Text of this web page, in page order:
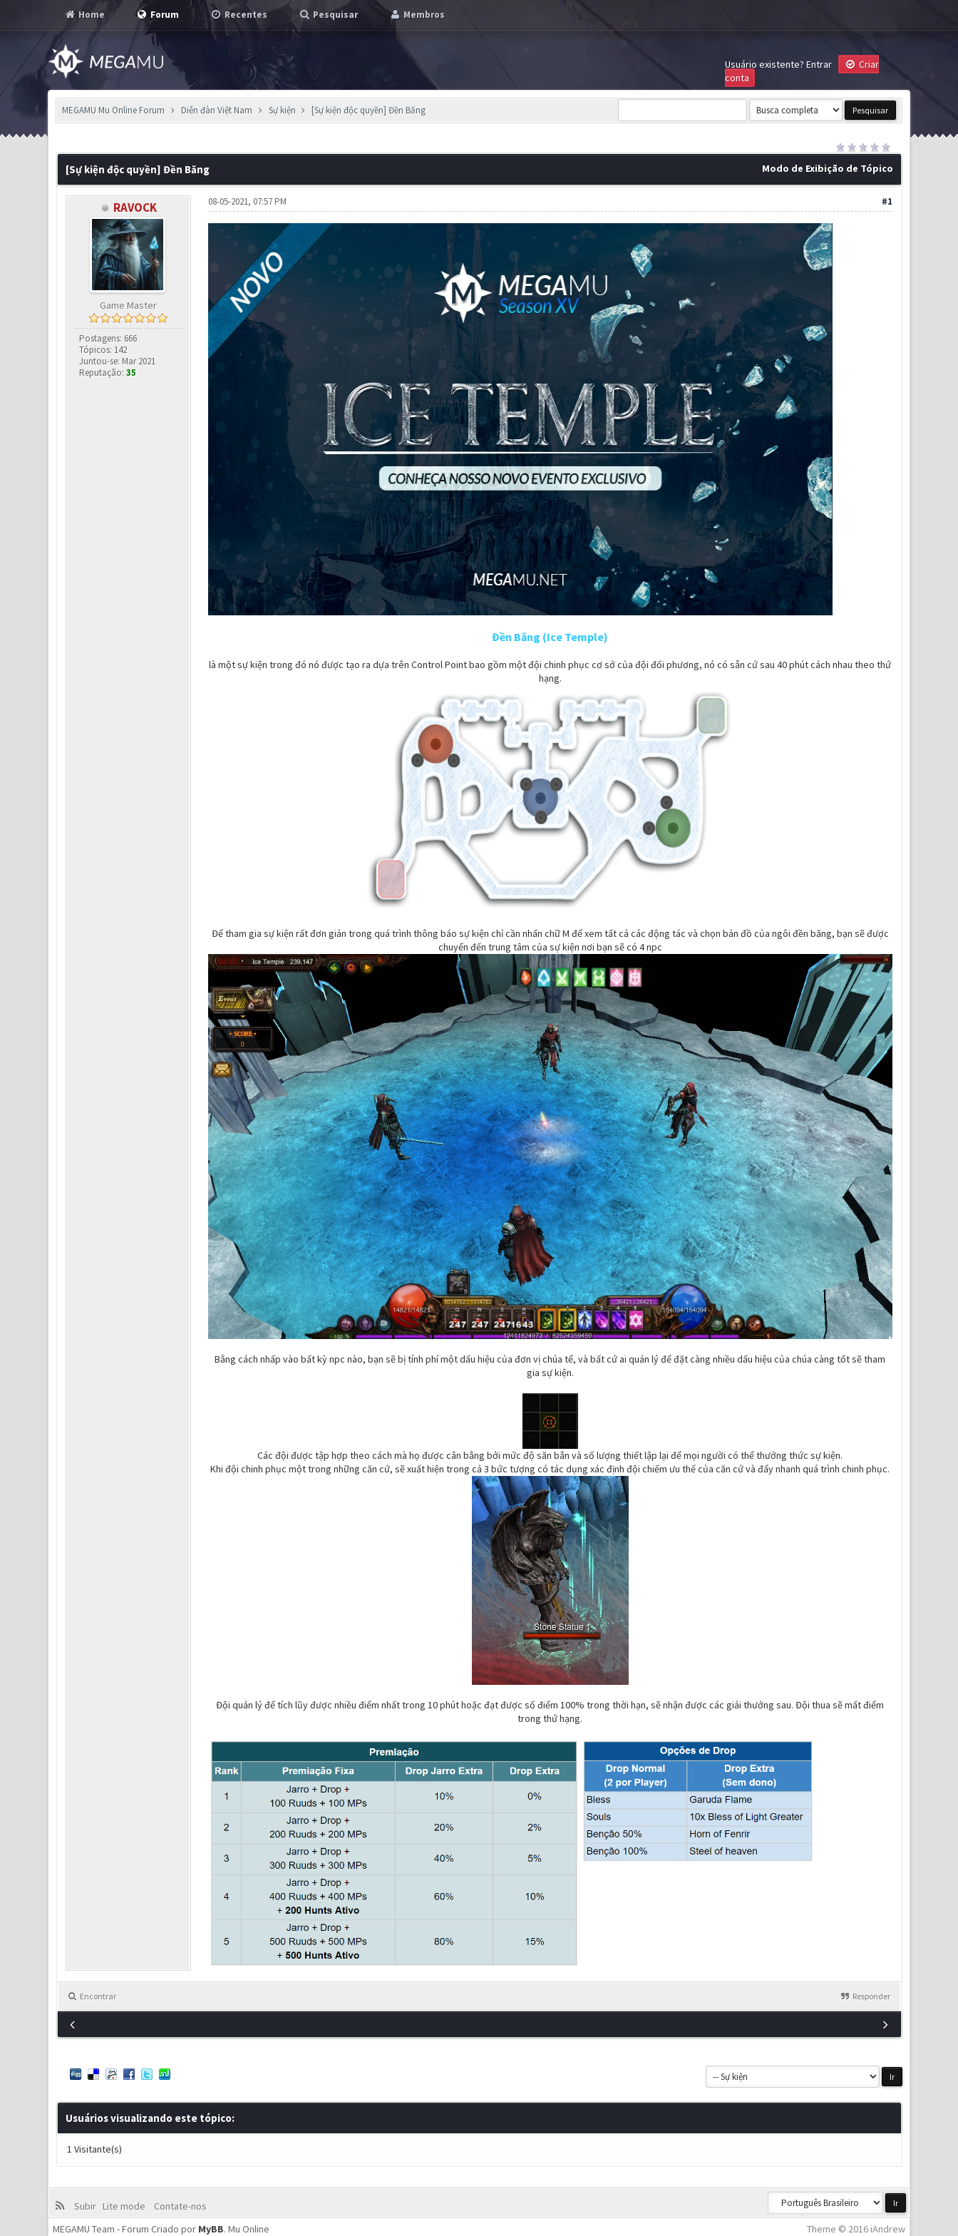
Home Forum Recentes Pesquisar Membros
Usuário existente? Entrar
Criar
conta
MEGAMU Mu Online Forum Diễn đàn Việt Nam Sự kiện [Sự kiện độc quyền] Đền Băng
Modo de Exibição de Tópico
[Sự kiện độc quyền] Đền Băng
RAVOCK
Game Master
Postagens: 666
Tópicos: 142
Juntou-se: Mar 2021
Reputação:35
#1
08-05-2021, 07:57 PM
Đền Băng (Ice Temple)
là một sự kiện trong đó nó được tạo ra dựa trên Control Point bao gồm một đội chinh phục cơ sở của đội đối phương, nó có sẵn cứ sau 40 phút cách nhau theo thứ
hạng.
Để tham gia sự kiện rất đơn giản trong quá trình thông báo sự kiện chỉ cần nhấn chữ M để xem tất cả các động tác và chọn bản đồ của ngôi đền băng, bạn sẽ được
chuyển đến trung tâm của sự kiện nơi bạn sẽ có 4 npc
Bằng cách nhấp vào bất kỳ npc nào, bạn sẽ bị tính phí một dấu hiệu của đơn vị chúa tể, và bất cứ ai quản lý để đặt càng nhiều dấu hiệu của chúa càng tốt sẽ tham
gia sự kiện.
Các đội được tập hợp theo cách mà họ được cân bằng bởi mức độ săn bắn và số lượng thiết lập lại để mọi người có thể thưởng thức sự kiện.
Khi đội chinh phục một trong những căn cứ, sẽ xuất hiện trong cả 3 bức tượng có tác dụng xác định đội chiếm ưu thế của căn cứ và đẩy nhanh quá trình chinh phục.
Đội quản lý để tích lũy được nhiều điểm nhất trong 10 phút hoặc đạt được số điểm 100% trong thời hạn, sẽ nhận được các giải thưởng sau. Đội thua sẽ mất điểm
trong thứ hạng.
Encontrar Responder
Usuários visualizando este tópico:
1 Visitante(s)
Subir Lite mode
Contate-nos
Theme © 2016 iAndrew
MEGAMU Team - Forum Criado por MyBB.Mu Online